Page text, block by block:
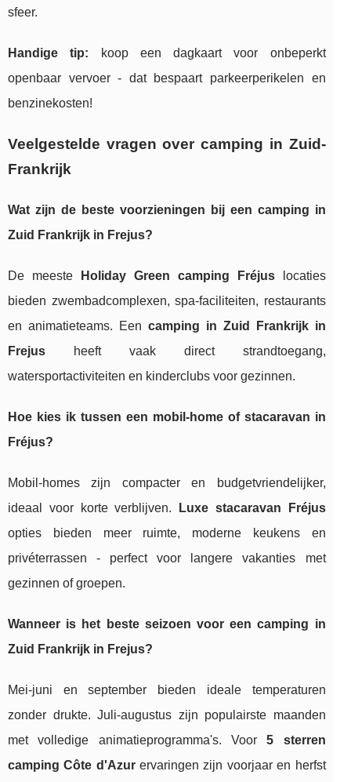
sfeer.
Handige tip: koop een dagkaart voor onbeperkt
openbaar vervoer - dat bespaart parkeerperikelen en
benzinekosten!
Veelgestelde vragen over camping in Zuid-
Frankrijk
Wat zijn de beste voorzieningen bij een camping in
Zuid Frankrijk in Frejus?
De meeste Holiday Green camping Fréjuslocaties
bieden zwembadcomplexen, spa-faciliteiten, restaurants
en animatieteams. Een camping in Zuid Frankrijk in
Frejus heeft vaak direct strandtoegang,
watersportactiviteiten en kinderclubs voor gezinnen.
Hoe kies ik tussen een mobil-home of stacaravan in
Fréjus?
Mobil-homes zijn compacter en budgetvriendelijker,
ideaal voor korte verblijven.
Luxe stacaravan Fréjus
opties bieden meer ruimte, moderne keukens en
privéterrassen - perfect voor langere vakanties met
gezinnen of groepen.
Wanneer is het beste seizoen voor een camping in
Zuid Frankrijk in Frejus?
Mei-juni en september bieden ideale temperaturen
zonder drukte. Juli-augustus zijn populairste maanden
met volledige animatieprogramma's. Voor5 sterren
camping Côte d'Azurervaringen zijn voorjaar en herfst